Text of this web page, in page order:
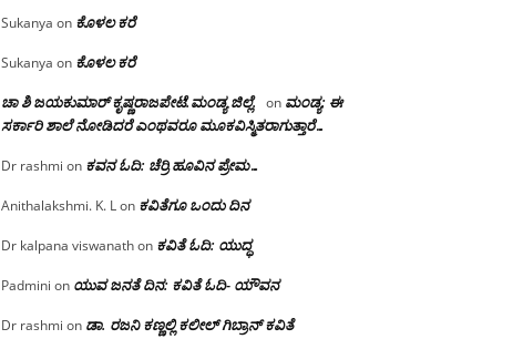
Sukanya on ಕೊಳಲ ಕರೆ
Sukanya on ಕೊಳಲ ಕರೆ
ಚಾ ಶಿ ಜಯಕುಮಾರ್ ಕೃಷ್ಣರಾಜಪೇಟೆ.ಮಂಡ್ಯ ಜಿಲ್ಲೆ. on ಮಂಡ್ಯ: ಈ
ಸರ್ಕಾರಿ ಶಾಲೆ ನೋಡಿದರೆ ಎಂಥವರೂ ಮೂಕವಿಸ್ಮಿತರಾಗುತ್ತಾರೆ…
Dr rashmi on ಕವನ ಓದಿ: ಚೆರ್ರಿ ಹೂವಿನ ಪ್ರೇಮ…
Anithalakshmi. K. Lon ಕವಿತೆಗೂ ಒಂದು ದಿನ
Dr kalpana viswanathon ಕವಿತೆ ಓದಿ: ಯುದ್ಧ
Padmini on ಯುವ ಜನತೆ ದಿನ: ಕವಿತೆ ಓದಿ- ಯೌವನ
Dr rashmi on ಡಾ. ರಜನಿ‌ ಕಣ್ಣಲ್ಲಿ ಕಲೀಲ್ ಗಿಬ್ರಾನ್ ಕವಿತೆ